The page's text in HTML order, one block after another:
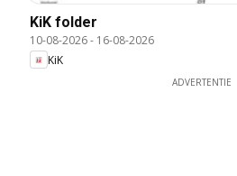
KiK folder
10-08-2026- 16-08-2026
KiK
ADVERTENTIE